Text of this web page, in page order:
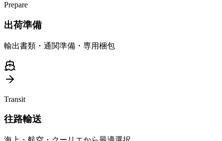
Prepare
出荷準備
輸出書類・通関準備・専用梱包
Transit
往路輸送